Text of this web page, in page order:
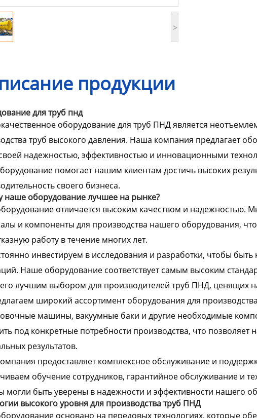
>
продукции
для труб пнд
оборудование для труб ПНД является
труб высокого давления. Наша компания предлагает
надежностью, эффективностью и инновационными
помогает нашим клиентам достичь высоких
своего бизнеса.
наше оборудование лучшее на рынке?
отличается высоким качеством и надежностью.
и компоненты для производства нашего оборудования,
работу в течение многих лет.
инвестируем в исследования и разработки, чтобы быть
Наше оборудование соответствует самым высоким
лучшим выбором для производителей труб ПНД, ценящих
широкий ассортимент оборудования для
машины, вакуумные баки и другие необходимые
под конкретные потребности производства, что
результатов.
предоставляет комплексное обслуживание и
обучение сотрудников, гарантийное обслуживание и
могли быть уверены в надежности и эффективности нашего
высокого уровня для производства труб ПНД
основано на передовых технологиях, которые